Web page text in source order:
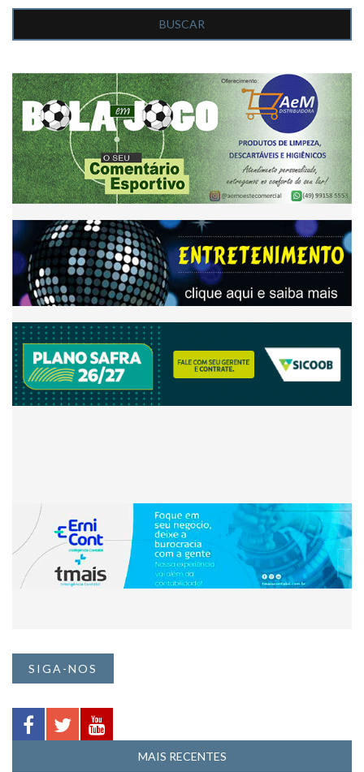
SIGA-NOS
MAIS RECENTES